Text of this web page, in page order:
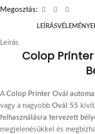
Megosztás:
LEÍRÁS
Leírás
Colop
A Colop Printer Ovál
vagy a nagyobb Ovál 55
felhasználásra tervezett
megjelenésükkel és